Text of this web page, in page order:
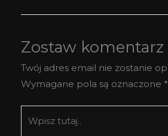
Zostaw komentarz
Twój adres email nie zostanie
Wymagane pola są oznaczone *
tutaj..